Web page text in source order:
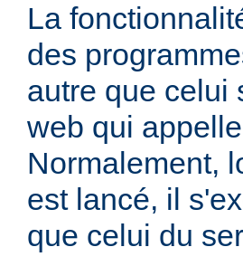
La
des
autre que celui
web qui
Normalement,
est lancé, il
que celui du